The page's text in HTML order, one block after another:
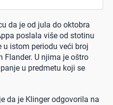
da je od jula do oktobra
poslala više od stotinu
u istom periodu veći broj
Flander. U njima je oštro
u predmetu koji se
da je Klinger odgovorila na